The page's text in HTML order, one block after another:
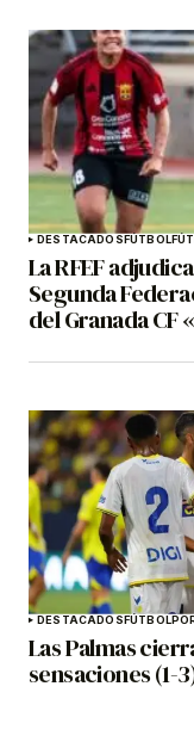
DESTACADOSFÚTBOL
La RFEF
Segunda
del Granada CF
DESTACADOSFÚTBOL
Las Palmas
sensaciones (1-